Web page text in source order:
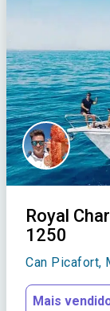
Royal
1250
Can Picafort,
Mais